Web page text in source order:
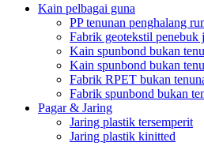
Kain pelbagai guna
PP tenunan penghalang
Fabrik geotekstil penebuk
Kain spunbond bukan
Kain spunbond bukan
Fabrik RPET bukan
Fabrik spunbond bukan
Pagar & Jaring
Jaring plastik tersemperit
Jaring plastik kinitted